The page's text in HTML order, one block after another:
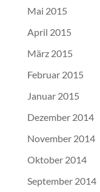
Mai 2015
April 2015
März 2015
Februar 2015
Januar 2015
Dezember 2014
November 2014
Oktober 2014
September 2014